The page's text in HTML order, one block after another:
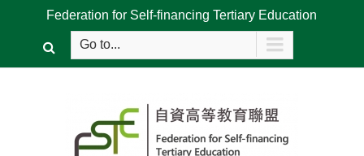
Federation for Self-financing Tertiary Education
Go to...